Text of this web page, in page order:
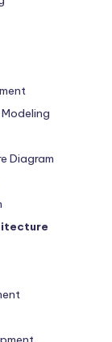
Diagram